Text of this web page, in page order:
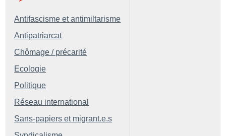
Antifascisme et antimiltarisme
Antipatriarcat
Chômage / précarité
Ecologie
Politique
Réseau international
Sans-papiers et migrant.e.s